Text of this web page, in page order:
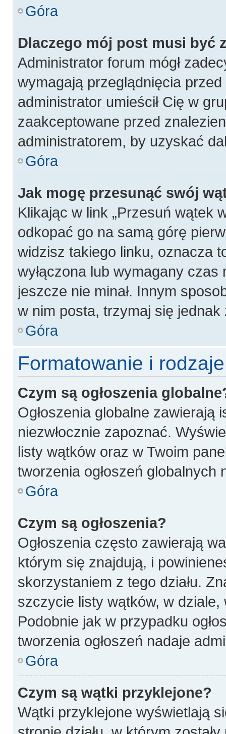
Góra
Dlaczego mój post musi być
Administrator forum mógł
wymagają przeglądnięcia
administrator umieścił Cię w
zaakceptowane przed
administratorem, by uzyskać
Góra
Jak mogę przesunąć swój
Klikając w link „Przesuń wątek
odkopać go na samą górę
widzisz takiego linku, oznacza
wyłączona lub wymagany
jeszcze nie minał. Innym
w nim posta, trzymaj się
Góra
Formatowanie i
Czym są ogłoszenia
Ogłoszenia globalne
niezwłocznie zapoznać.
listy wątków oraz w Twoim
tworzenia ogłoszeń globalnych
Góra
Czym są ogłoszenia?
Ogłoszenia często zawierają
którym się znajdują, i
skorzystaniem z tego działu.
szczycie listy wątków, w
Podobnie jak w przypadku
tworzenia ogłoszeń nadaje
Góra
Czym są wątki przyklejone?
Wątki przyklejone wyświetlają